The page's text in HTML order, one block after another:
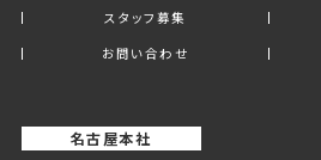
スタッフ募集
お問い合わせ
名古屋本社